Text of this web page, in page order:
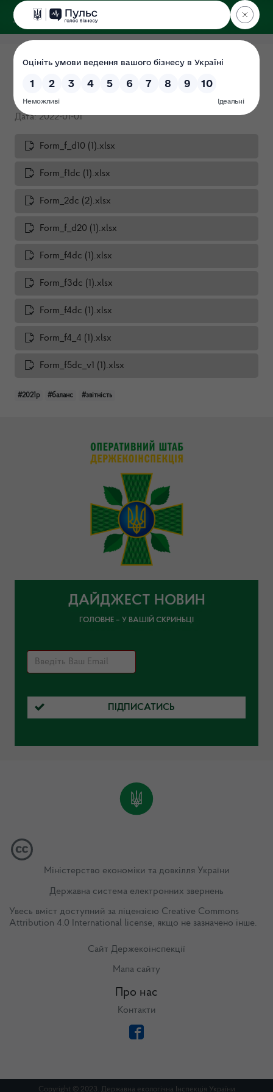
ДЕРЖЕКОІНСПЕКЦІЯ
Поліського округу
РІЧНА ФІНАНСОВА
ЗВІТНІСТЬ за 2021 рік
Дата: 2022-01-01
Form_f_d10 (1).xlsx
Form_f1dc (1).xlsx
Form_2dc (2).xlsx
Form_f_d20 (1).xlsx
Form_f4dc (1).xlsx
Form_f3dc (1).xlsx
Form_f4dc (1).xlsx
Form_f4_4 (1).xlsx
Form_f5dc_v1 (1).xlsx
#2021р #баланс #звітність
ДАЙДЖЕСТ НОВИН
ГОЛОВНЕ – У ВАШІЙ СКРИНЬЦІ
ПІДПИСАТИСЬ
Міністерство економіки та довкілля України
Державна система електронних звернень
Увесь вміст доступний за ліцензією Creative Commons
Attribution 4.0 International license, якщо не зазначено інше.
Сайт Держекоінспекції
Мапа сайту
Про нас
Контакти
Copyright © 2023. Державна екологічна Інспекція України